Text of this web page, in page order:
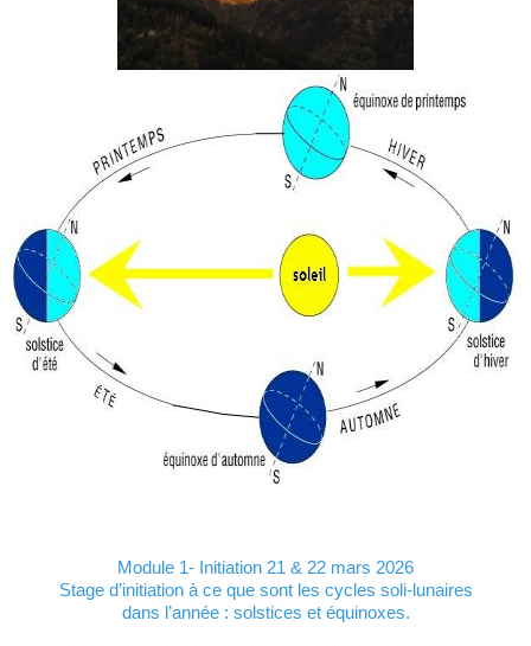
Module 1- Initiation 21 & 22 mars 2026
Stage d’initiation à ce que sont les cycles soli-lunaires
dans l’année : solstices et équinoxes.